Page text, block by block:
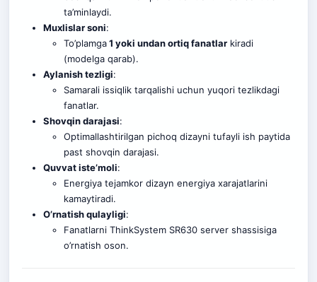
ta’minlaydi.
Muxlislar soni:
To’plamga1 yoki undan ortiq fanatlar kiradi
(modelga qarab).
Aylanish tezligi:
Samarali issiqlik tarqalishi uchun yuqori tezlikdagi
fanatlar.
Shovqin darajasi:
Optimallashtirilgan pichoq dizayni tufayli ish paytida
past shovqin darajasi.
Quvvat iste’moli:
Energiya tejamkor dizayn energiya xarajatlarini
kamaytiradi.
O’rnatish qulayligi:
Fanatlarni ThinkSystem SR630 server shassisiga
o’rnatish oson.